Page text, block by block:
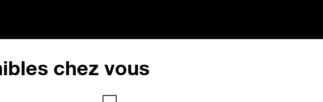
chez vous